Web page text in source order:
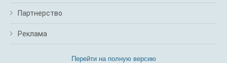
Партнерство
Реклама
Перейти на полную версию